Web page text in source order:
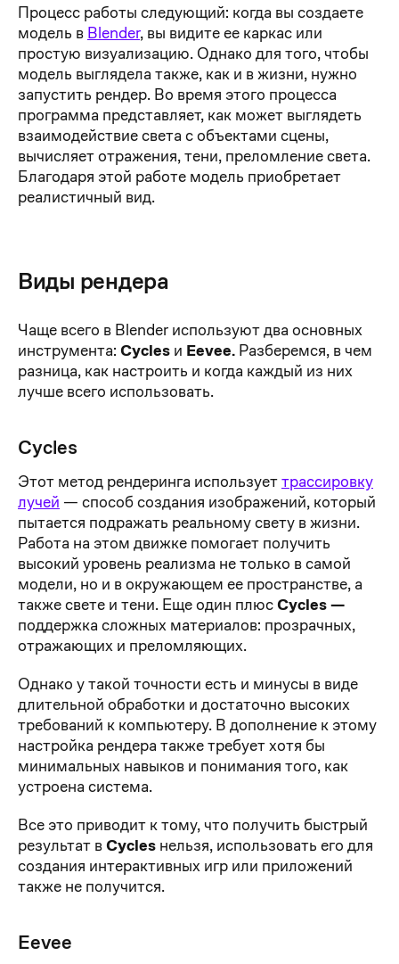
Процесс работы следующий: когда вы создаете
модель в Blender, вы видите ее каркас или
простую визуализацию. Однако для того, чтобы
модель выглядела также, как и в жизни, нужно
запустить рендер. Во время этого процесса
программа представляет, как может выглядеть
взаимодействие света с объектами сцены,
вычисляет отражения, тени, преломление света.
Благодаря этой работе модель приобретает
реалистичный вид.
Виды рендера
Чаще всего в Blender используют два основных
инструмента: Cycles и Eevee. Разберемся, в чем
разница, как настроить и когда каждый из них
лучше всего использовать.
Cycles
Этот метод рендеринга используеттрассировку
лучей — способ создания изображений, который
пытается подражать реальному свету в жизни.
Работа на этом движке помогает получить
высокий уровень реализма не только в самой
модели, но и в окружающем ее пространстве, а
также свете и тени. Еще один плюсCycles —
поддержка сложных материалов: прозрачных,
отражающих и преломляющих.
Однако у такой точности есть и минусы в виде
длительной обработки и достаточно высоких
требований к компьютеру. В дополнение к этому
настройка рендера также требует хотя бы
минимальных навыков и понимания того, как
устроена система.
Все это приводит к тому, что получить быстрый
результат вCycles нельзя, использовать его для
создания интерактивных игр или приложений
также не получится.
Eevee